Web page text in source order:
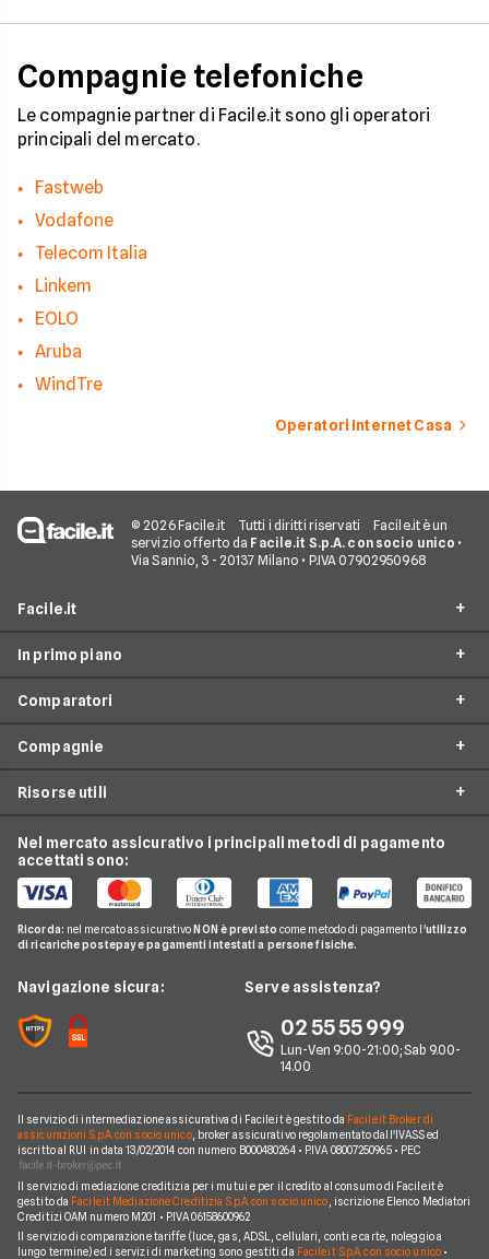
Compagnie telefoniche
Le compagnie partner di Facile.it sono gli operatori
principali del mercato.
Fastweb
Vodafone
Telecom Italia
Linkem
EOLO
Aruba
WindTre
Operatori Internet Casa
© 2026 Facile.it Tutti i diritti riservati
Facile.it è un
servizio offerto da Facile.it S.p.A. con socio unico •
Via Sannio, 3 - 20137 Milano • P.IVA 07902950968
Facile.it
Assicurazioni
Prestiti
Conti e Carte
Telefonia Mobile
Pay TV
Noleggio Lungo Termine
News
Chi siamo
Perché scegliere Facile.it
Mappa del sito
In primo piano
Offerte Fibra
Offerte ADSL
Offerte Internet Casa
Offerte Internet Partita Iva
Internet senza linea fissa
Comparatori
Migliore Connessione Internet
Offerte Internet Satellitare
Internet Seconda Casa
Offerte Internet Illimitato
Compagnie
Vodafone
Fastweb
Linkem
Tiscali
Wind Tre
Aruba
Eolo
Operatori Internet Casa
Risorse utili
Verifica Copertura Fibra Ottica
Internet Speed Test
Argomenti in evidenza internet casa
Notizie internet casa
Domande frequenti internet casa
Nel mercato assicurativo i principali metodi di pagamento
accettati sono:
Ricorda: nel mercato assicurativoNON è previsto come metodo di pagamento l'utilizzo
di ricariche postepay e pagamenti intestati a persone fisiche.
Navigazione sicura: Serve assistenza?
02 55 55 999
Lun-Ven 9:00-21:00; Sab 9.00-
14.00
Il servizio di intermediazione assicurativa di Facile.it è gestito da Facile.it Broker di
assicurazioni S.p.A. con socio unico, broker assicurativo regolamentato dall'IVASS ed
iscritto al RUI in data 13/02/2014 con numero B000480264 • P.IVA 08007250965 • PEC
Il servizio di mediazione creditizia per i mutui e per il credito al consumo di Facile.it è
gestito da Facile.it Mediazione Creditizia S.p.A. con socio unico, iscrizione Elenco Mediatori
Creditizi OAM numero M201 • P.IVA 06158600962
Il servizio di comparazione tariffe (luce, gas, ADSL, cellulari, conti e carte, noleggio a
lungo termine) ed i servizi di marketing sono gestiti da Facile.it S.p.A. con socio unico•